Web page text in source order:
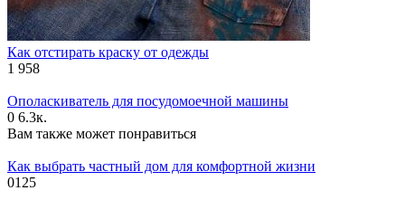
Как отстирать краску от одежды
1 958
Ополаскиватель для посудомоечной машины
0 6.3к.
Вам также может понравиться
Как выбрать частный дом для комфортной жизни
0125